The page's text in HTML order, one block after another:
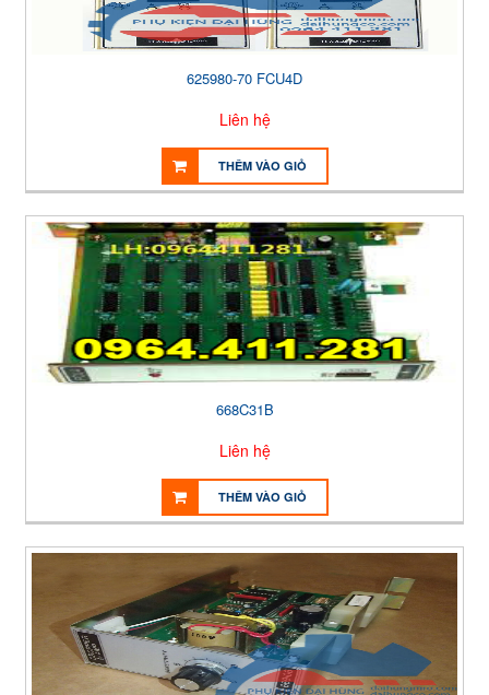
625980-70 FCU4D
Liên hệ
THÊM VÀO GIỎ
668C31B
Liên hệ
THÊM VÀO GIỎ